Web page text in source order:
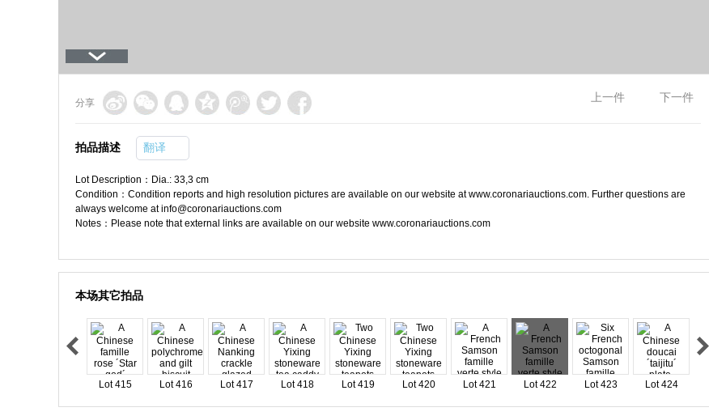
分享 上一件 下一件
拍品描述 翻译
Lot Description：Dia.: 33,3 cm
Condition：Condition reports and high resolution pictures are available on our website at www.coronariauctions.com. Further questions are
always welcome at info@coronariauctions.com
Notes：Please note that external links are available on our website www.coronariauctions.com
本场其它拍品
Lot 415 Lot 416 Lot 417 Lot 418 Lot 419 Lot 420 Lot 421 Lot 422 Lot 423 Lot 424